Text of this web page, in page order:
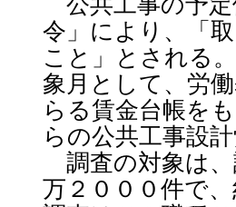
令」により、「
こと」とされる
象月として、労
らる賃金台帳を
らの公共工事設
調査の対象は、
万２０００件で